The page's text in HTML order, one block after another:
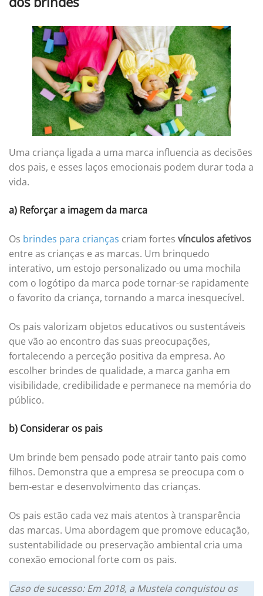
Uma criança ligada a uma marca influencia as decisões
dos pais, e esses laços emocionais podem durar toda a
vida.
a) Reforçar a imagem da marca
Os brindes para crianças criam fortes vínculos afetivos
entre as crianças e as marcas. Um brinquedo
interativo, um estojo personalizado ou uma mochila
com o logótipo da marca pode tornar-se rapidamente
o favorito da criança, tornando a marca inesquecível.
Os pais valorizam objetos educativos ou sustentáveis
que vão ao encontro das suas preocupações,
fortalecendo a perceção positiva da empresa. Ao
escolher brindes de qualidade, a marca ganha em
visibilidade, credibilidade e permanece na memória do
público.
b) Considerar os pais
Um brinde bem pensado pode atrair tanto pais como
filhos. Demonstra que a empresa se preocupa com o
bem-estar e desenvolvimento das crianças.
Os pais estão cada vez mais atentos à transparência
das marcas. Uma abordagem que promove educação,
sustentabilidade ou preservação ambiental cria uma
conexão emocional forte com os pais.
Caso de sucesso: Em 2018, a Mustela conquistou os